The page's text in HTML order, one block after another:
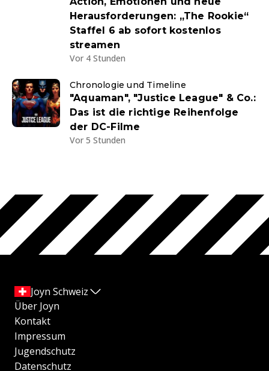
Herausforderungen: „The Rookie“
Staffel 6 ab sofort kostenlos
streamen
Vor 4 Stunden
Chronologie und Timeline
"Aquaman", "Justice League" & Co.:
Das ist die richtige Reihenfolge
der DC-Filme
Vor 5 Stunden
Joyn Schweiz
Über Joyn
Kontakt
Impressum
Jugendschutz
Datenschutz